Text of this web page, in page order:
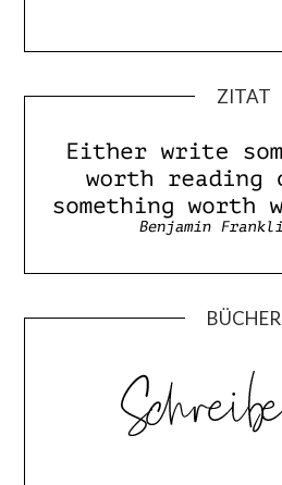
ZITAT
BÜCHER